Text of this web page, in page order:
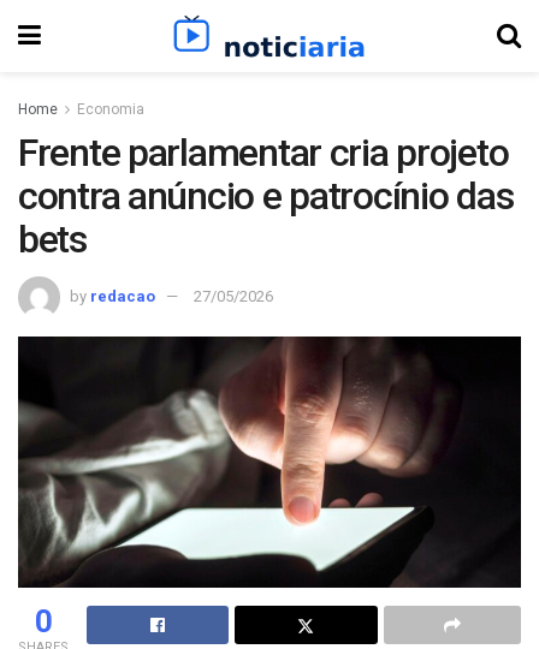
Home Economia
Frente parlamentar cria projeto
contra anúncio e patrocínio das
bets
by redacao 27/05/2026
0